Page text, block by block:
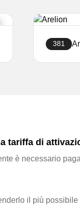
381
tariffa di
è necessario
il più